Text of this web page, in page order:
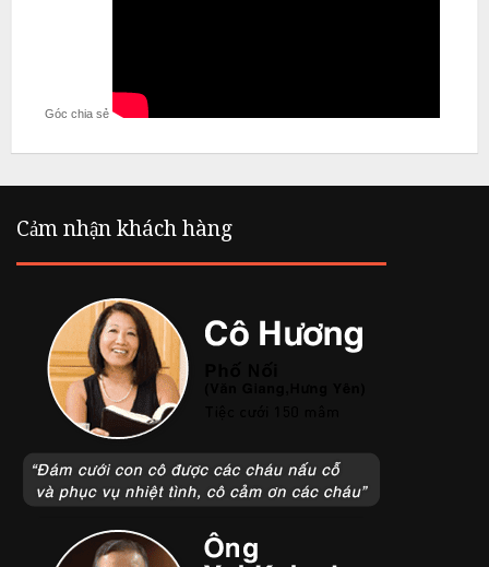
Góc chia sẻ
Cảm nhận khách hàng